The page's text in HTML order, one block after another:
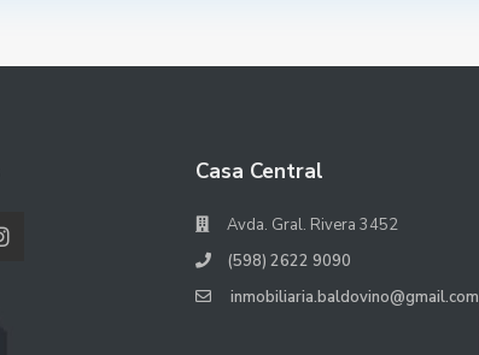
Casa Central
Avda. Gral. Rivera 3452
(598) 2622 9090
inmobiliaria.baldovino@gmail.com